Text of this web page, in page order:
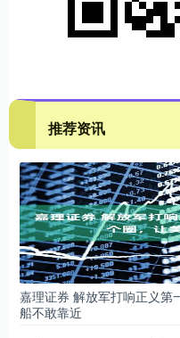
推荐资讯
嘉理证券 解放军打响正义第
船不敢靠近